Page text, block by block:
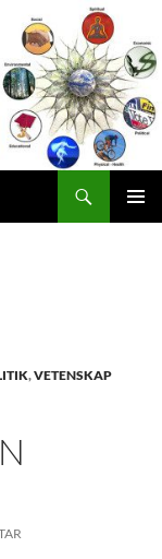
,VETENSKAP